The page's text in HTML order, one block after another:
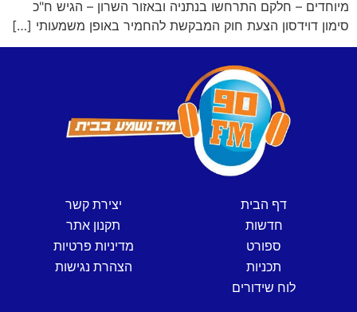
מיוחדים – חלקם התרחשו בנתניה ובאזור השרון – הגיש ח"כ
סימון דוידסון הצעת חוק המבקשת להחמיר באופן משמעותי […]
דף הבית
חדשות
ספורט
תכניות
לוח שידורים
יצירת קשר
תקנון אתר
מדיניות פרטיות
הצהרת נגישות